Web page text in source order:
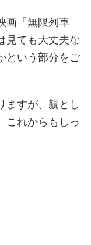
画「無限列車
見ても大丈夫な
という部分をご
ますが、親とし
これからもしっ